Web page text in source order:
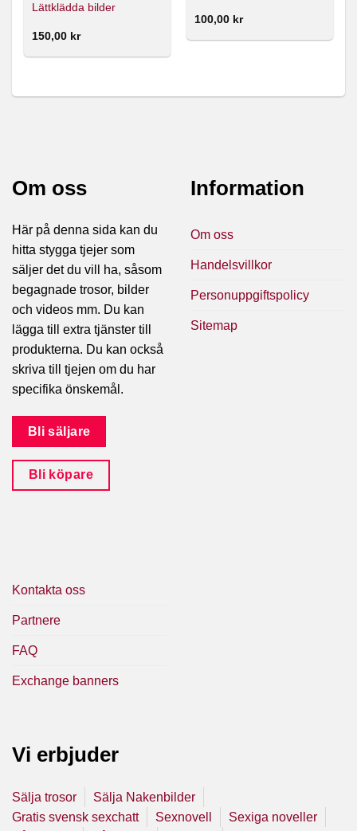
Lättklädda bilder
150,00 kr
100,00 kr
Om oss
Här på denna sida kan du
hitta stygga tjejer som
säljer det du vill ha, såsom
begagnade trosor, bilder
och videos mm. Du kan
lägga till extra tjänster till
produkterna. Du kan också
skriva till tjejen om du har
specifika önskemål.
Bli säljare
Bli köpare
Information
Om oss
Handelsvillkor
Personuppgiftspolicy
Sitemap
Kontakta oss
Partnere
FAQ
Exchange banners
Vi erbjuder
Sälja trosor
Sälja Nakenbilder
Gratis svensk sexchatt
Sexnovell
Sexiga noveller